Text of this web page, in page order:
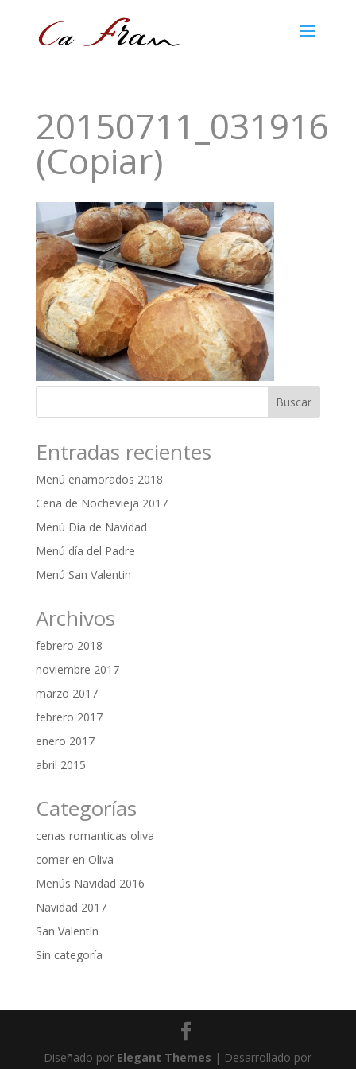
20150711_031916
(Copiar)
Entradas recientes
Menú enamorados 2018
Cena de Nochevieja 2017
Menú Día de Navidad
Menú día del Padre
Menú San Valentin
Archivos
febrero 2018
noviembre 2017
marzo 2017
febrero 2017
enero 2017
abril 2015
Categorías
cenas romanticas oliva
comer en Oliva
Menús Navidad 2016
Navidad 2017
San Valentín
Sin categoría
Diseñado por Elegant Themes | Desarrollado por